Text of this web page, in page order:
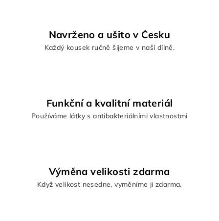
Navrženo a ušito v Česku
Každý kousek ručně šijeme v naší dílně.
Funkční a kvalitní materiál
Používáme látky s antibakteriálními vlastnostmi
Výměna velikosti zdarma
Když velikost nesedne, vyměníme ji zdarma.